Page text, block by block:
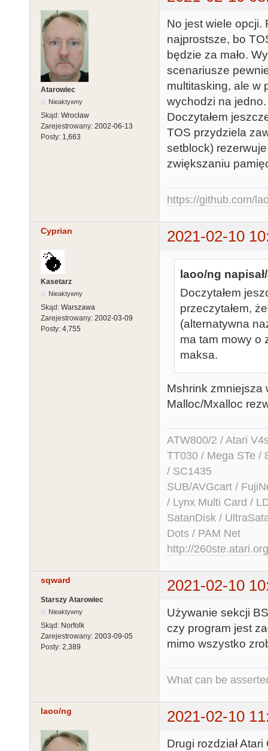
Atarowiec
Nieaktywny
Skąd: Wrocław
Zarejestrowany: 2002-06-13
Posty: 1,663
No jest wiele opcji.
najprostsze, bo
będzie za mało.
scenariusze
multitasking, ale w
wychodzi na jedno.
Doczytałem
TOS przydziela
setblock)
zwiększaniu
https://github.com/
Cyprian 2021-02-10
Kasetarz
Nieaktywny
Skąd: Warszawa
Zarejestrowany: 2002-03-09
Posty: 4,755
laoo/ng
Doczytałem
przeczytałem,
(alternatywna
ma tam mowy o
maksa.
Mshrink zmniejsza
Malloc/Mxalloc
ATW800/2 / Atari
TT030 / Mega STe /
/ SC1435
SUB/AVGcart /
/ Lynx Multi Card /
SatanDisk /
Dots / PAM Net
http://260ste.atari.org
sqward 2021-02-10
Starszy Atarowiec
Nieaktywny
Skąd: Norfolk
Zarejestrowany: 2003-09-05
Posty: 2,389
Używanie sekcji
czy program jest
mimo wszystko
What can be
laoo/ng 2021-02-10
Drugi rozdział